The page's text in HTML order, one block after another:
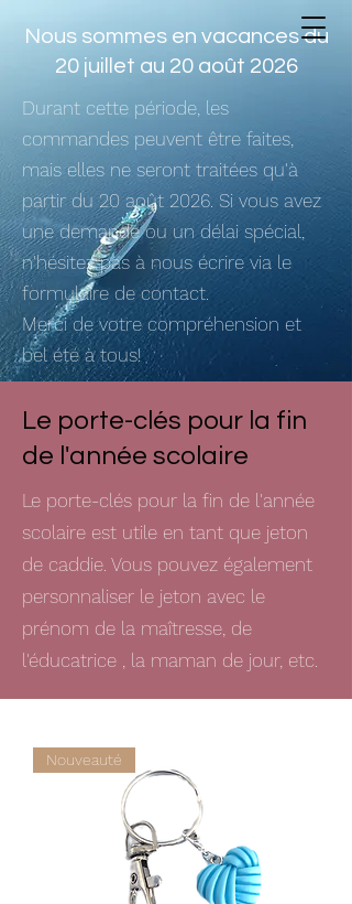
Nous sommes en vacances du
20 juillet au 20 août 2026
Durant cette période, les
commandes peuvent être faites,
mais elles ne seront traitées qu'à
partir du 20 août 2026. Si vous avez
une demande ou un délai spécial,
n'hésitez pas à nous écrire via le
formulaire de contact.
Merci de votre compréhension et
bel été à tous!
Le porte-clés pour la fin
de l'année scolaire
Le porte-clés pour la fin de l'année
scolaire est utile en tant que jeton
de caddie. Vous pouvez également
personnaliser le jeton avec le
prénom de la maîtresse, de
l'éducatrice , la maman de jour, etc.
Nouveauté